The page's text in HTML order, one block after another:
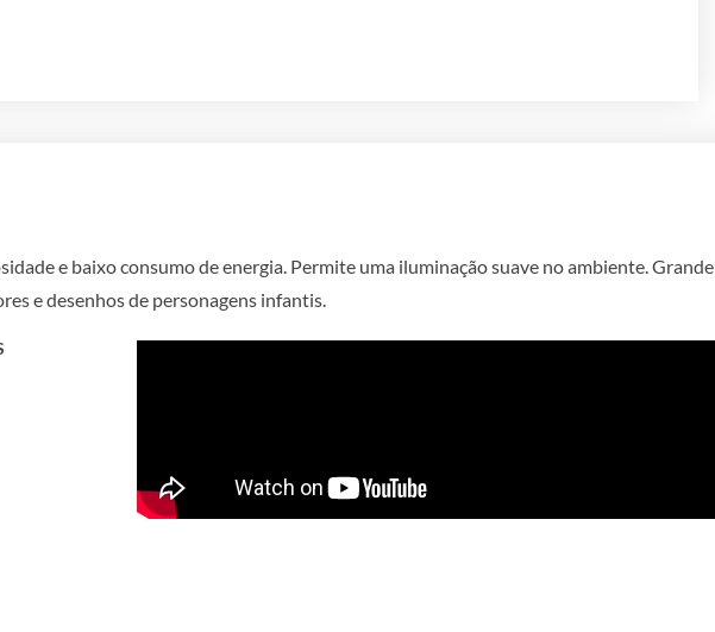
e baixo consumo de energia. Permite uma iluminação suave no ambiente. Grande
e desenhos de personagens infantis.